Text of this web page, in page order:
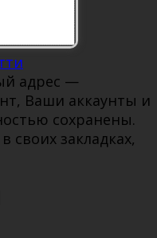
адрес —
Ваши аккаунты и
сохранены.
своих закладках,